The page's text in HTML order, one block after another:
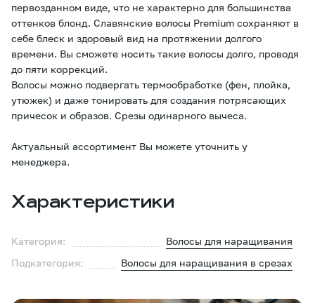
первозданном виде, что не характерно для большинства
оттенков блонд. Славянские волосы Premium сохраняют в
себе блеск и здоровый вид на протяжении долгого
времени. Вы сможете носить такие волосы долго, проводя
до пяти коррекций.
Волосы можно подвергать термообработке (фен, плойка,
утюжек) и даже тонировать для создания потрясающих
причесок и образов. Срезы одинарного вычеса.
Актуальный ассортимент Вы можете уточнить у
менеджера.
Характеристики
Категория:
Волосы для наращивания
Подкатегория:
Волосы для наращивания в срезах